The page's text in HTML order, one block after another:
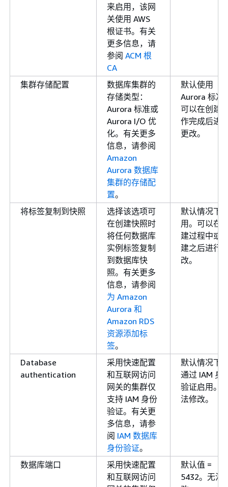
来启用，该网
关使用 AWS
根证书。有关
更多信息，请
参阅 ACM 根
CA
集群存储配置
数据库集群的
存储类型：
Aurora 标准或
Aurora I/O 优
化。有关更多
信息，请参阅
Amazon
Aurora 数据库
集群的存储配
置。
默认使用
Aurora 标准
可以在创建
作完成后进
更改。
将标签复制到快照
选择该选项可
在创建快照时
将任何数据库
实例标签复制
到数据库快
照。有关更多
信息，请参阅
为 Amazon
Aurora 和
Amazon RDS
资源添加标
签。
默认情况下
用。可以在
建过程中或
建之后进行
改。
Database
authentication
采用快速配置
和互联网访问
网关的集群仅
支持 IAM 身份
验证。有关更
多信息，请参
阅 IAM 数据库
身份验证。
默认情况下
通过 IAM 身
验证启用。
法修改。
数据库端口
采用快速配置
和互联网访问
默认值 =
5432。无法